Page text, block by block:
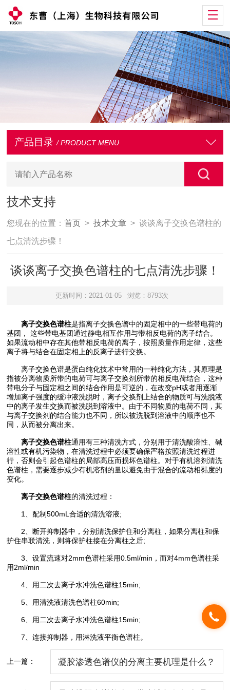
产品目录 / PRODUCT MENU
技术支持
您现在的位置：首页 >技术文章 > 谈谈离子交换色谱柱的
七点清洗步骤！
谈谈离子交换色谱柱的七点清洗步骤！
更新时间：2021-01-05 浏览：8793次
离子交换色谱柱是指离子交换色谱中的固定相中的一些带电荷的
基团， 这些带电基团通过静电相互作用与带相反电荷的离子结合。
如果流动相中存在其他带相反电荷的离子，按照质量作用定律，这些
离子将与结合在固定相上的反离子进行交换。
离子交换色谱是蛋白纯化技术中常用的一种纯化方法，其原理是
指被分离物质所带的电荷可与离子交换剂所带的相反电荷结合，这种
带电分子与固定相之间的结合作用是可逆的，在改变pH或者用逐渐
增加离子强度的缓冲液洗脱时，离子交换剂上结合的物质可与洗脱液
中的离子发生交换而被洗脱到溶液中。由于不同物质的电荷不同，其
与离子交换剂的结合能力也不同，所以被洗脱到溶液中的顺序也不
同，从而被分离出来。
离子交换色谱柱通用有三种清洗方式，分别用于清洗酸溶性、碱
溶性或有机污染物，在清洗过程中必须要确保严格按照清洗过程进
行，否则会引起色谱柱的局部高压而损坏色谱柱。对于有机溶剂清洗
色谱柱，需要逐步减少有机溶剂的量以避免由于混合的流动相黏度的
变化。
离子交换色谱柱的清洗过程：
1、配制500mL合适的清洗溶液;
2、断开抑制器中，分别清洗保护住和分离柱，如果分离柱和保
护住串联清洗，则将保护柱接在分离柱之后;
3、设置流速对2mm色谱柱采用0.5ml/min，而对4mm色谱柱采
用2ml/min
4、用二次去离子水冲洗色谱柱15min;
5、用清洗液清洗色谱柱60min;
6、用二次去离子水冲洗色谱柱15min;
7、连接抑制器，用淋洗液平衡色谱柱。
上一篇： 凝胶渗透色谱仪的分离主要机理是什么？